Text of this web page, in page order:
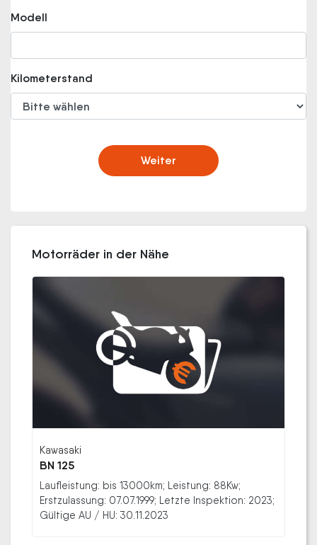
Modell
Kilometerstand
Weiter
Motorräder in der Nähe
Kawasaki
BN 125
Laufleistung: bis 13000km; Leistung: 88Kw;
Erstzulassung: 07.07.1999; Letzte Inspektion: 2023;
Gültige AU / HU: 30.11.2023